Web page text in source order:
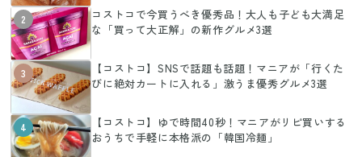
2
コストコで今買うべき優秀品！大人も子ども大満足
な「買って大正解」の新作グルメ3選
3
【コストコ】SNSで話題も話題！マニアが「行くた
びに絶対カートに入れる」激うま優秀グルメ3選
4
【コストコ】ゆで時間40秒！マニアがリピ買いする
おうちで手軽に本格派の「韓国冷麺」